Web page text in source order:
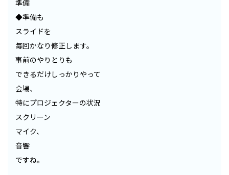
準備
◆準備も
スライドを
毎回かなり修正します。
事前のやりとりも
できるだけしっかりやって
会場、
特にプロジェクターの状況
スクリーン
マイク、
音響
ですね。